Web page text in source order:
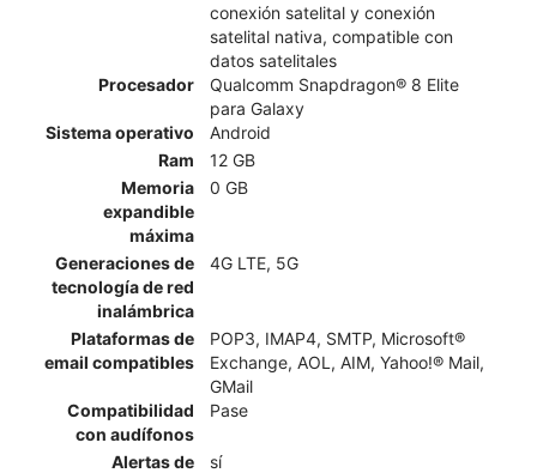
conexión satelital y conexión
satelital nativa, compatible con
datos satelitales
Procesador
Qualcomm Snapdragon® 8 Elite
para Galaxy
Sistema operativo
Android
Ram
12 GB
Memoria
expandible
máxima
0 GB
Generaciones de
tecnología de red
inalámbrica
4G LTE, 5G
Plataformas de
email compatibles
POP3, IMAP4, SMTP, Microsoft®
Exchange, AOL, AIM, Yahoo!® Mail,
GMail
Compatibilidad
con audífonos
Pase
Alertas de
sí